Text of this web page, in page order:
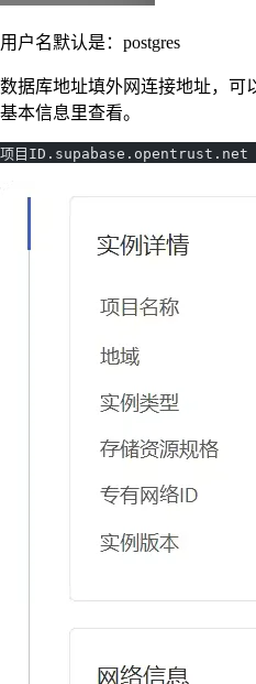
用户名默认是：postgres
数据库地址填外网连接地址，可
基本信息里查看。
项目ID.supabase.opentrust.net